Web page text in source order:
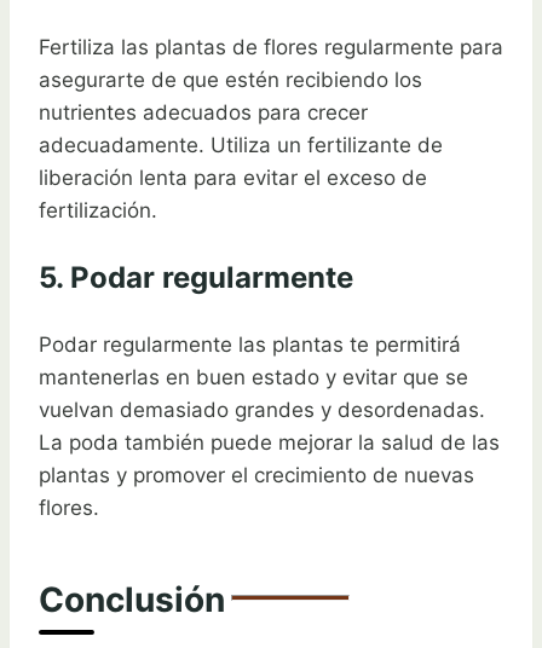
Fertiliza las plantas de flores regularmente para
asegurarte de que estén recibiendo los
nutrientes adecuados para crecer
adecuadamente. Utiliza un fertilizante de
liberación lenta para evitar el exceso de
fertilización.
5. Podar regularmente
Podar regularmente las plantas te permitirá
mantenerlas en buen estado y evitar que se
vuelvan demasiado grandes y desordenadas.
La poda también puede mejorar la salud de las
plantas y promover el crecimiento de nuevas
flores.
Conclusión